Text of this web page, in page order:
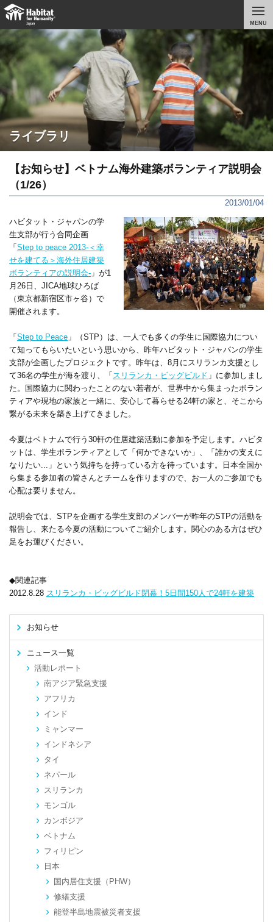
MENU
ライブラリ
【お知らせ】ベトナム海外建築ボランティア説明会
（1/26）
2013/01/04
ハビタット・ジャパンの学
生支部が行う合同企画
「 Step to peace 2013‐＜幸
せを建てる＞海外住居建築
ボランティアの説明会‐ 」が1
月26日、JICA地球ひろば
（東京都新宿区市ヶ谷）で
開催されます。
「 Step to Peace 」（STP）は、一人でも多くの学生に国際協力につい
て知ってもらいたいという思いから、昨年ハビタット・ジャパンの学生
支部が企画したプロジェクトです。昨年は、8月にスリランカ支援とし
て36名の学生が海を渡り、「 スリランカ・ビッグビルド 」に参加しまし
た。国際協力に関わったことのない若者が、世界中から集まったボラン
ティアや現地の家族と一緒に、安心して暮らせる24軒の家と、そこから
繋がる未来を築き上げてきました。
今夏はベトナムで行う30軒の住居建築活動に参加を予定します。ハビタ
ットは、学生ボランティアとして「何かできないか」、「誰かの支えに
なりたい...」という気持ちを持っている方を待っています。日本全国か
ら集まる参加者の皆さんとチームを作りますので、お一人のご参加でも
心配は要りません。
説明会では、STPを企画する学生支部のメンバーが昨年のSTPの活動を
報告し、来たる今夏の活動についてご紹介します。関心のある方はぜひ
足をお運びください。
◆関連記事
2012.8.28 スリランカ・ビッグビルド閉幕！5日間150人で24軒を建築
お知らせ
ニュース一覧
活動レポート
南アジア緊急支援
アフリカ
インド
ミャンマー
インドネシア
タイ
ネパール
スリランカ
モンゴル
カンボジア
ベトナム
フィリピン
日本
国内居住支援（PHW）
修繕支援
能登半島地震被災者支援